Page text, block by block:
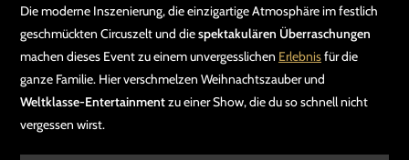
Die moderne Inszenierung, die einzigartige Atmosphäre im festlich
geschmückten Circuszelt und diespektakulären Überraschungen
machen dieses Event zu einem unvergesslichen Erlebnisfür die
ganze Familie. Hier verschmelzen Weihnachtszauber und
Weltklasse-Entertainmentzu einer Show, die du so schnell nicht
vergessen wirst.